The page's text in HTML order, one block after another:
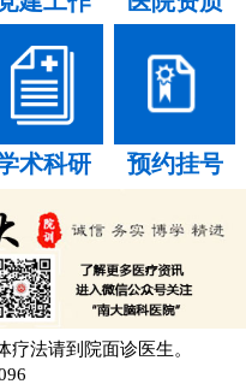
术科研 预约挂号
法请到院面诊医生。